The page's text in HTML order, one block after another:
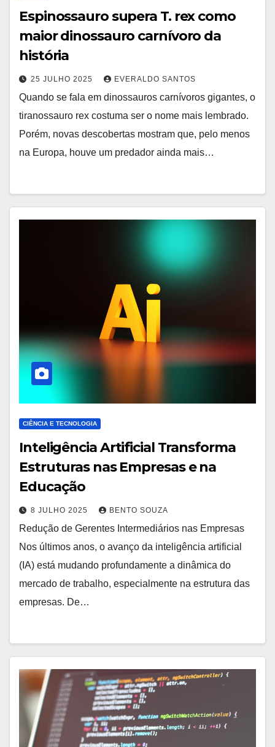
Espinossauro supera T. rex como
maior dinossauro carnívoro da
história
25 JULHO 2025 EVERALDO SANTOS
Quando se fala em dinossauros carnívoros gigantes, o
tiranossauro rex costuma ser o nome mais lembrado.
Porém, novas descobertas mostram que, pelo menos
na Europa, houve um predador ainda mais…
CIÊNCIA E TECNOLOGIA
Inteligência Artificial Transforma
Estruturas nas Empresas e na
Educação
8 JULHO 2025 BENTO SOUZA
Redução de Gerentes Intermediários nas Empresas
Nos últimos anos, o avanço da inteligência artificial
(IA) está mudando profundamente a dinâmica do
mercado de trabalho, especialmente na estrutura das
empresas. De…